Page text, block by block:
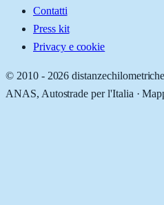
Contatti
Press kit
Privacy e cookie
© 2010 - 2026
ANAS, Autostrade per l'Italia ·